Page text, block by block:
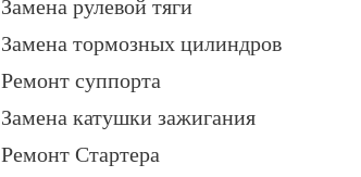
Замена рулевой тяги
Замена тормозных цилиндров
Ремонт суппорта
Замена катушки зажигания
Ремонт Стартера